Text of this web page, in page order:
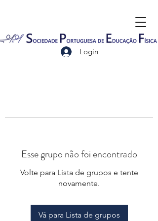
Login
Esse grupo não foi encontrado
Volte para Lista de grupos e tente
novamente.
Vá para Lista de grupos